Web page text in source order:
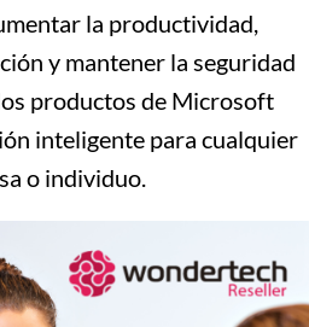
la productividad,
y mantener la seguridad
productos de Microsoft
inteligente para cualquier
o individuo.